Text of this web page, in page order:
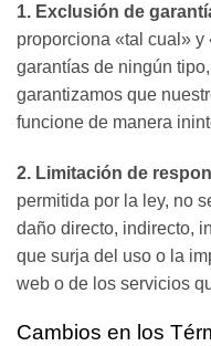
1. Exclusión de
proporciona «tal cual»
garantías de ningún
garantizamos que
funcione de manera
2. Limitación de
permitida por la ley, no
daño directo, indirecto,
que surja del uso o la
web o de los servicios
Cambios en los